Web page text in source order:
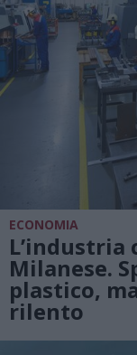
ECONOMIA
L’industria
Milanese.
plastico,
rilento